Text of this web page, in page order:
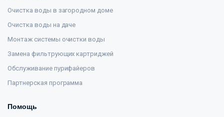
Очистка воды в загородном доме
Очистка воды на даче
Монтаж системы очистки воды
Замена фильтрующих картриджей
Обслуживание пурифайеров
Партнерская программа
Помощь